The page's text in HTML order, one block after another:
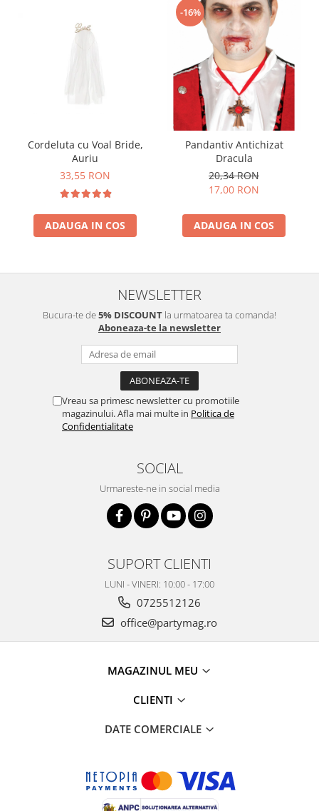
Cordeluta cu Voal Bride,
Auriu
33,55 RON
ADAUGA IN COS
-16%
Pandantiv Antichizat
Dracula
20,34 RON
17,00 RON
ADAUGA IN COS
NEWSLETTER
Bucura-te de5% DISCOUNT la urmatoarea ta comanda!
Aboneaza-te la newsletter
Vreau sa primesc newsletter cu promotiile
magazinului. Afla mai multe in Politica de
Confidentialitate
SOCIAL
Urmareste-ne in social media
SUPORT CLIENTI
LUNI - VINERI: 10:00 - 17:00
0725512126
office@partymag.ro
MAGAZINUL MEU
CLIENTI
DATE COMERCIALE